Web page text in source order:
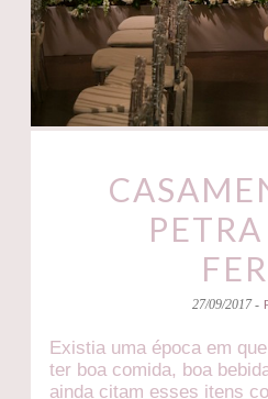
27/09/2017 -
Existia uma época em
ter boa comida, boa
ainda citam esses itens